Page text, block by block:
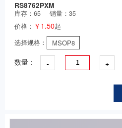
RS8762PXM
库存：65
销量：35
价格： ￥1.50起
选择规格：
MSOP8
数量： - +